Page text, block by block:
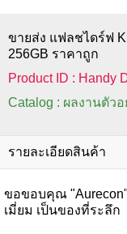
ขายส่ง แฟลชไดร์ฟ
256GB ราคาถูก
Product ID : Handy
Catalog : ผลงานตัวอ
รายละเอียดสินค้า
ขอขอบคุณ
เมี่ยม เป็นของที่ระลึก